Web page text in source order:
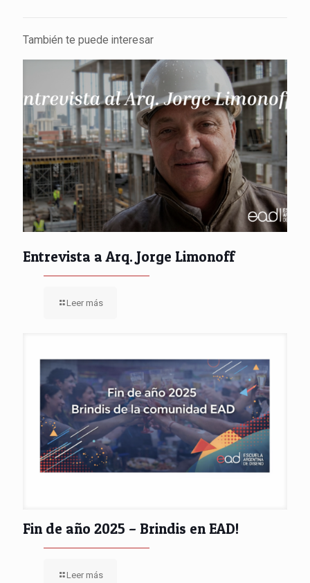
También te puede interesar
Entrevista a Arq. Jorge Limonoff
Leer más
Fin de año 2025 – Brindis en EAD!
Leer más